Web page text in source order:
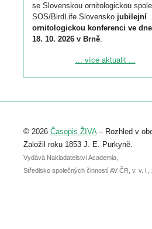
se Slovenskou ornitologickou
SOS/BirdLife Slovensko jubilejní
ornitologickou konferenci ve
18. 10. 2026 v Brně.
Podrobnější informace ke konferenci
Registrovat se můžete do 6. září.
abstraktu přihlášené přednášky
posteru je už 30. června.
... více aktualit ...
© 2026 Časopis ŽIVA– Rozhled v
Založil roku 1853 J. E. Purkyně.
Vydává Nakladatelství Academia,
Středisko společných činností AV ČR, v. v. i.,